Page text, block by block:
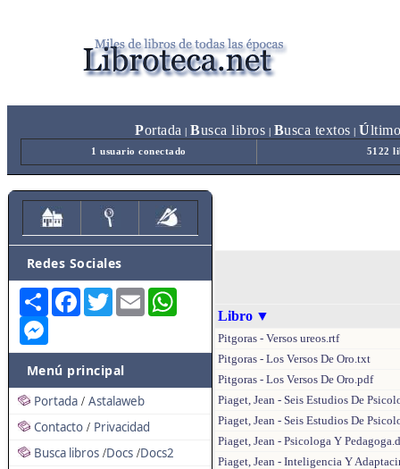
Portada Busca libros Busca textos Ú
1 usuario conectado 5122
Redes Sociales
Share FacebookTwitterEmail
Menú principal
Portada / Astalaweb
Contacto / Privacidad
Busca libros /Docs /Docs2
Libro ▼
Pitgoras - Versos ureos.rtf
Pitgoras - Los Versos De Oro.txt
Pitgoras - Los Versos De Oro.pdf
Piaget, Jean - Seis Estudios De
Piaget, Jean - Seis Estudios De
Piaget, Jean - Psicologa Y
Piaget, Jean - Inteligencia Y